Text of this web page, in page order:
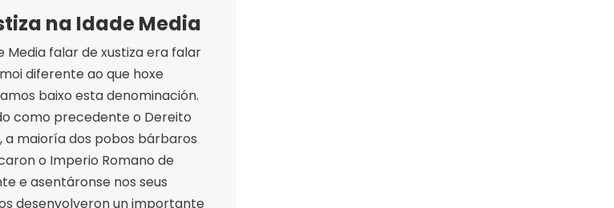
na Idade Media
Media falar de xustiza era falar
diferente ao que hoxe
baixo esta denominación.
como precedente o Dereito
a maioría dos pobos bárbaros
o Imperio Romano de
e asentáronse nos seus
desenvolveron un importante